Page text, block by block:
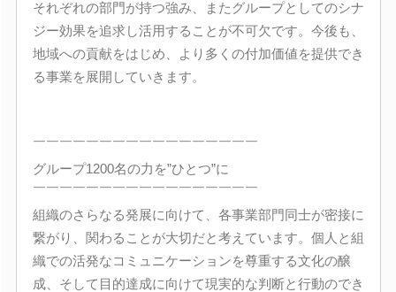
それぞれの部門が持つ強み、またグループとしてのシナ
ジー効果を追求し活用することが不可欠です。今後も、
地域への貢献をはじめ、より多くの付加価値を提供でき
る事業を展開していきます。
￣￣￣￣￣￣￣￣￣￣￣￣￣￣￣￣￣
グループ1200名の力を”ひとつ”に
￣￣￣￣￣￣￣￣￣￣￣￣￣￣￣￣￣
組織のさらなる発展に向けて、各事業部門同士が密接に
繋がり、関わることが大切だと考えています。個人と組
織での活発なコミュニケーションを尊重する文化の醸
成、そして目的達成に向けて現実的な判断と行動のでき